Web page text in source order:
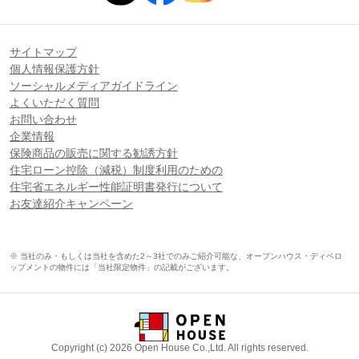
サイトマップ
個人情報保護方針
ソーシャルメディアガイドライン
よくいただく質問
お問い合わせ
企業情報
保険商品の販売に関する勧誘方針
住宅ローン控除（減税）制度利用のための
住宅省エネルギー性能証明書発行について
お友達紹介キャンペーン
※ 当社のみ・もしくは当社を含めた2～3社でのみご紹介可能な、オープンハウス・ディベロ
ップメントの物件には「当社限定物件」の記載がございます。
Copyright (c) 2026 Open House Co.,Ltd. All rights reserved.